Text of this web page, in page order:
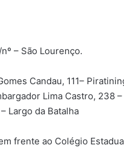
– São Lourenço.
Candau, 111–
Lima Castro, 238
Largo da Batalha
frente ao Colégio